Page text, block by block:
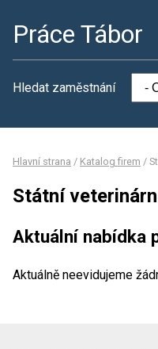
Práce Tábor
Hledat zaměstnání
Hlavní strana / Katalog firem /
Státní
Aktuální nabídka
Aktuálně neevidujeme